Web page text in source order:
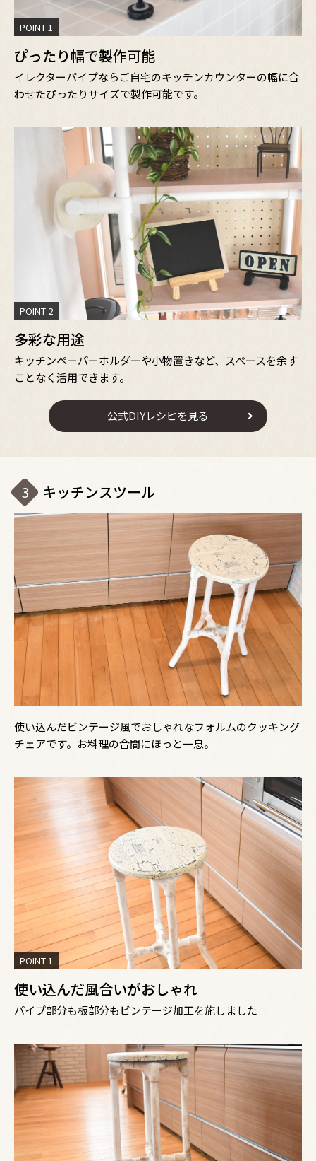
POINT 1
ぴったり幅で製作可能
イレクターパイプならご自宅のキッチンカウンターの幅に合
わせたぴったりサイズで製作可能です。
POINT 2
多彩な用途
キッチンペーパーホルダーや小物置きなど、スペースを余す
ことなく活用できます。
公式DIYレシピを見る
3 キッチンスツール
使い込んだビンテージ風でおしゃれなフォルムのクッキング
チェアです。お料理の合間にほっと一息。
POINT 1
使い込んだ風合いがおしゃれ
パイプ部分も板部分もビンテージ加工を施しました